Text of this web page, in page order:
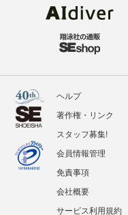
ヘルプ
著作権・リンク
スタッフ募集!
会員情報管理
免責事項
会社概要
サービス利用規約